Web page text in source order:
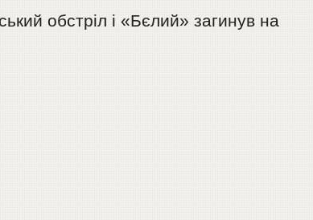
обстріл і «Бєлий» загинув на